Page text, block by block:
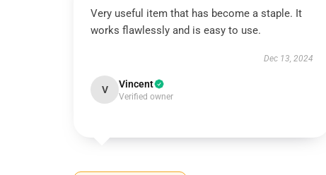
Very useful item that has become a staple. It
works flawlessly and is easy to use.
Dec 13, 2024
V Vincent
Verified owner